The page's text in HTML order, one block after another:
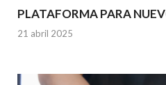
PLATAFORMA PARA
21 abril 2025